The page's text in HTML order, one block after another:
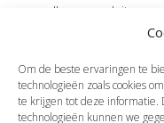
Om de beste ervaringen te
technologieën zoals cookies
te krijgen tot deze informatie.
technologieën kunnen we
naadloos aansluiten
Bron:Gerechtshof